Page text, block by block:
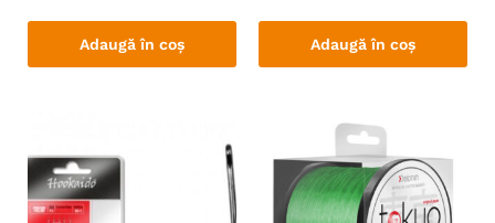
Adaugă în coș Adaugă în coș